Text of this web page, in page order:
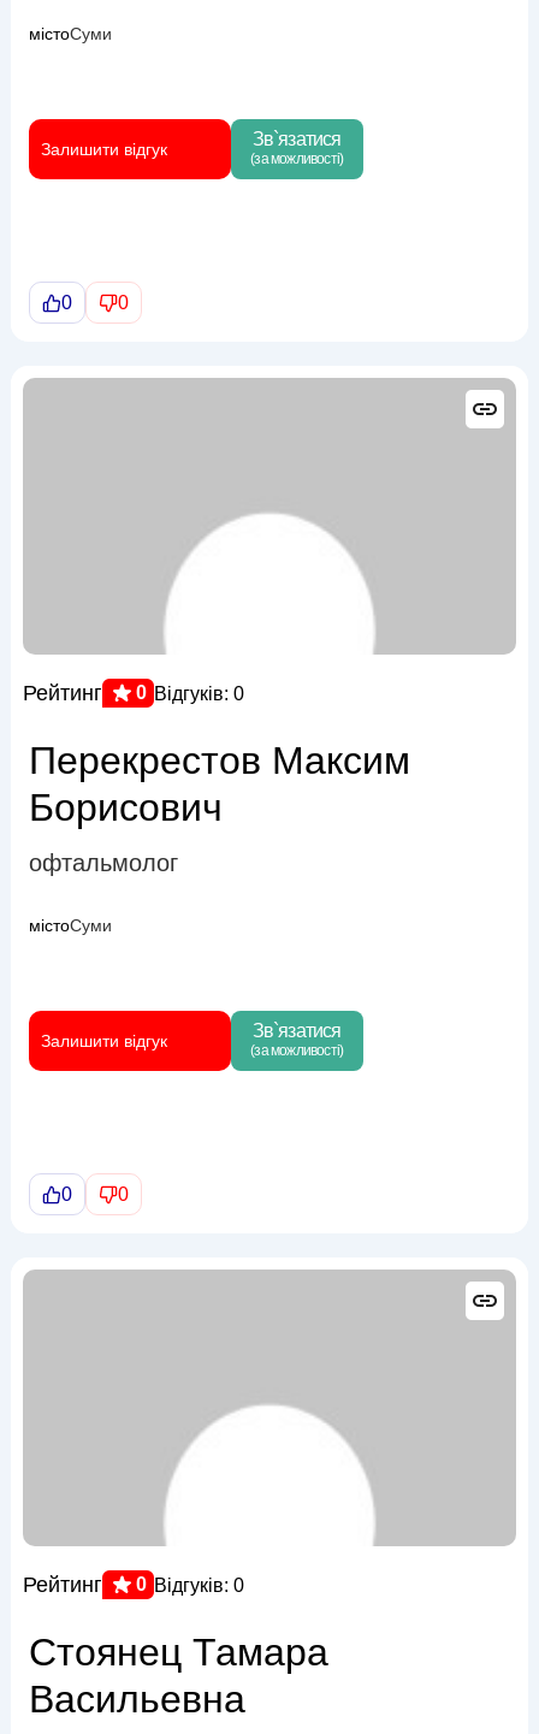
містоСуми
Залишити відгук Зв`язатися
(за можливості)
0 0
Рейтинг 0 Відгуків: 0
Перекрестов Максим
Борисович
офтальмолог
містоСуми
Залишити відгук Зв`язатися
(за можливості)
0 0
Рейтинг 0 Відгуків: 0
Стоянец Тамара
Васильевна